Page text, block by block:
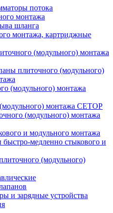
потока
монтажа
шланга
монтажа, картриджные
(модульного) монтажa
плиточного (модульного)
(модульного) монтажа
монтажа CETOP
(модульного) монтажа
и модульного монтажа
быстро-медленно стыкового и
(модульного)
и зарядные устройства